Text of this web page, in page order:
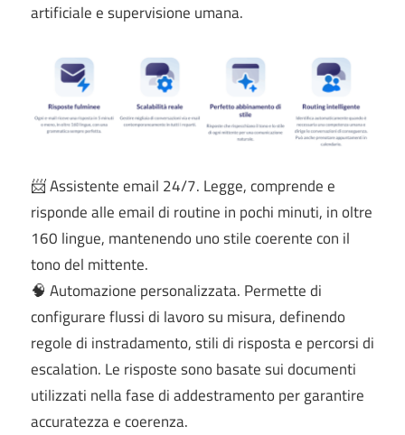
artificiale e supervisione umana.
📨 Assistente email 24/7. Legge, comprende e
risponde alle email di routine in pochi minuti, in oltre
160 lingue, mantenendo uno stile coerente con il
tono del mittente.
🧠 Automazione personalizzata. Permette di
configurare flussi di lavoro su misura, definendo
regole di instradamento, stili di risposta e percorsi di
escalation. Le risposte sono basate sui documenti
utilizzati nella fase di addestramento per garantire
accuratezza e coerenza.